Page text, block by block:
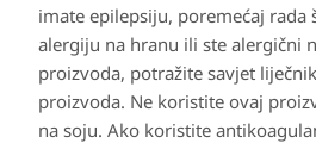
imate epilepsiju, poremećaj rada
alergiju na hranu ili ste alergični
proizvoda, potražite savjet
proizvoda. Ne koristite ovaj
na soju. Ako koristite